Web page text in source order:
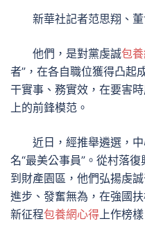
新華社記者范思翔、
他們，是對黨虔誠包
者”，在各自職位獲得凸起
干實事、務實效，在要害
上的前鋒模范。
近日，經推舉遴選，
名“最美公事員”。從村落
到財產園區，他們弘揚虔
進步、發奮無為，在強國
新征程包養網心得上作榜